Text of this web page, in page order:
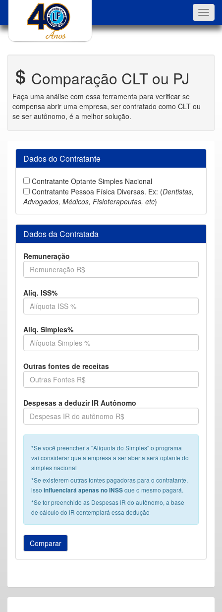
Comparação CLT ou PJ
Faça uma análise com essa ferramenta para verificar se
compensa abrir uma empresa, ser contratado como CLT ou
se ser autônomo, é a melhor solução.
Dados do Contratante
Contratante Optante Simples Nacional
Contratante Pessoa Física Diversas. Ex: (Dentistas,
Advogados, Médicos, Fisioterapeutas, etc)
Dados da Contratada
Remuneração
Aliq. ISS%
Aliq. Simples%
Outras fontes de receitas
Despesas a deduzir IR Autônomo
*Se você preencher a "Alíquota do Simples" o programa
vai considerar que a empresa a ser aberta será optante do
simples nacional
*Se existerem outras fontes pagadoras para o contratante,
isso influenciará apenas no INSSque o mesmo pagará.
*Se for preenchido as Despesas IR do autônomo, a base
de cálculo do IR contemplará essa dedução